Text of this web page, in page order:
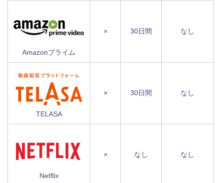
Amazonプライム
× 30日間 なし
TELASA
× 30日間 なし
Netflix
× なし なし